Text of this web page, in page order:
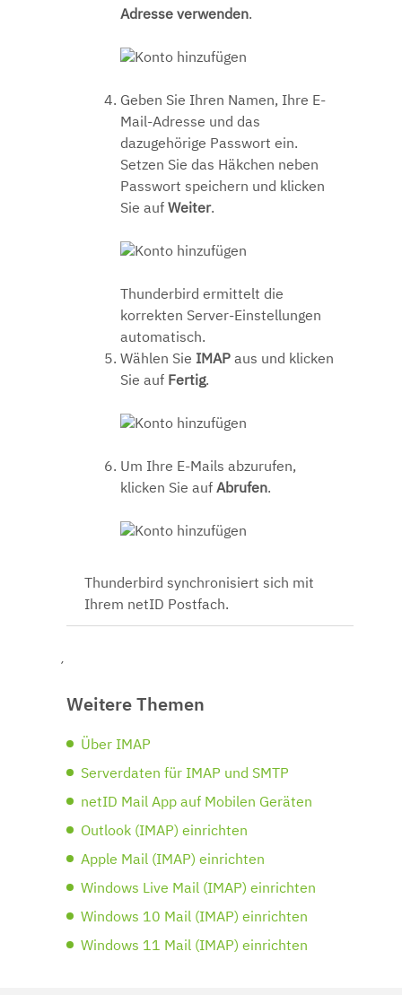
Adresse verwenden.
Geben Sie Ihren Namen, Ihre E-
Mail-Adresse und das
dazugehörige Passwort ein.
Setzen Sie das Häkchen neben
Passwort speichern und klicken
Sie auf Weiter.
Thunderbird ermittelt die
korrekten Server-Einstellungen
automatisch.
Wählen Sie IMAP aus und klicken
Sie auf Fertig.
Um Ihre E-Mails abzurufen,
klicken Sie auf Abrufen.
Thunderbird synchronisiert sich mit
Ihrem netID Postfach.
´
Weitere Themen
Über IMAP
Serverdaten für IMAP und SMTP
netID Mail App auf Mobilen Geräten
Outlook (IMAP) einrichten
Apple Mail (IMAP) einrichten
Windows Live Mail (IMAP) einrichten
Windows 10 Mail (IMAP) einrichten
Windows 11 Mail (IMAP) einrichten